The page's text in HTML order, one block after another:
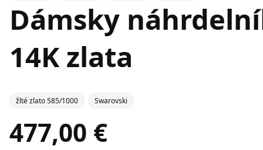
Dámsky
14K zlata
žlté zlato 585/1000 Swarovski
477,00 €